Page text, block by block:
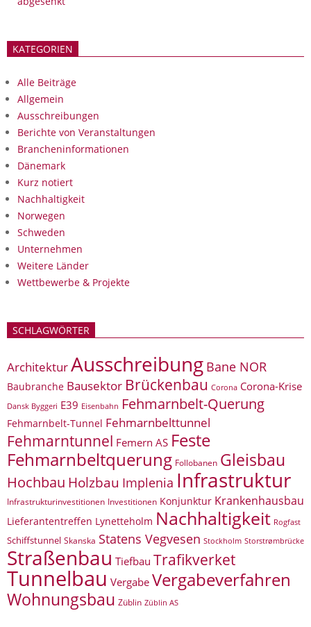
KATEGORIEN
Alle Beiträge
Allgemein
Ausschreibungen
Berichte von Veranstaltungen
Brancheninformationen
Dänemark
Kurz notiert
Nachhaltigkeit
Norwegen
Schweden
Unternehmen
Weitere Länder
Wettbewerbe & Projekte
SCHLAGWÖRTER
ArchitekturAusschreibung Bane NOR
Baubranche Bausektor Brückenbau Corona Corona-Krise
Dansk Byggeri E39 Eisenbahn Fehmarnbelt-Querung
Fehmarnbelt-Tunnel Fehmarnbelttunnel
Fehmarntunnel Femern AS Feste
Fehmarnbeltquerung Follobanen Gleisbau
Hochbau Holzbau Implenia Infrastruktur
Infrastrukturinvestitionen Investitionen Konjunktur Krankenhausbau
Lieferantentreffen Lynetteholm Nachhaltigkeit Rogfast
Schiffstunnel Skanska Statens Vegvesen Stockholm Storstrømbrücke
Straßenbau Tiefbau Trafikverket
Tunnelbau Vergabe Vergabeverfahren
Wohnungsbau Züblin Züblin AS